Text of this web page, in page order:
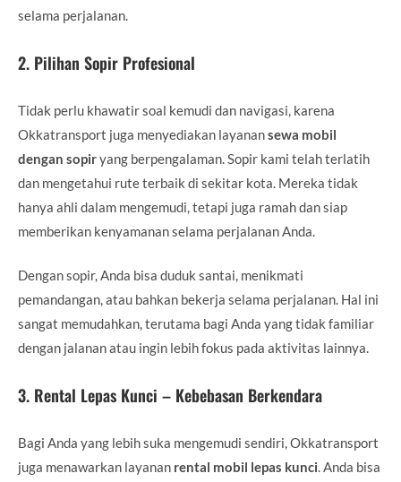
selama perjalanan.
2. Pilihan Sopir Profesional
Tidak perlu khawatir soal kemudi dan navigasi, karena
Okkatransport juga menyediakan layanansewa mobil
dengan sopiryang berpengalaman. Sopir kami telah terlatih
dan mengetahui rute terbaik di sekitar kota. Mereka tidak
hanya ahli dalam mengemudi, tetapi juga ramah dan siap
memberikan kenyamanan selama perjalanan Anda.
Dengan sopir, Anda bisa duduk santai, menikmati
pemandangan, atau bahkan bekerja selama perjalanan. Hal ini
sangat memudahkan, terutama bagi Anda yang tidak familiar
dengan jalanan atau ingin lebih fokus pada aktivitas lainnya.
3. Rental Lepas Kunci – Kebebasan Berkendara
Bagi Anda yang lebih suka mengemudi sendiri, Okkatransport
juga menawarkan layanan rental mobil lepas kunci. Anda bisa